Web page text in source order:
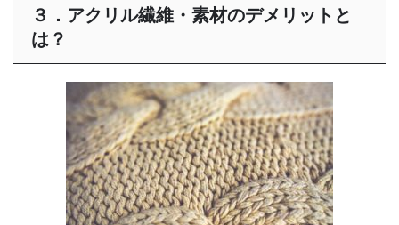
３．アクリル繊維・素材のデメリットと
は？